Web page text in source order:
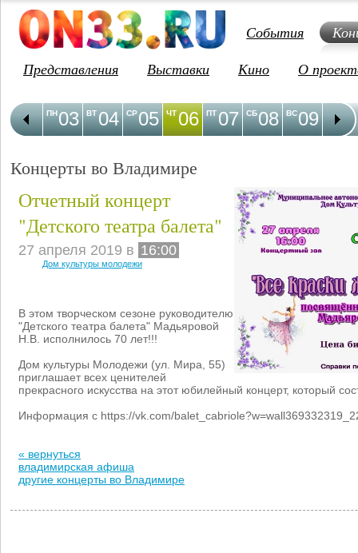
События
Представления
Выставки Кино О
03
ПН 04
ВТ 05
СР 06
ЧТ 07
ПТ 08
СБ 09
ВС 10
ПН
Концерты во Владимире
Отчетный концерт
"Детского театра балета"
27 апреля 2019 в 16:00
Дом культуры молодежи
В этом творческом сезоне руководителю
"Детского театра балета" Мадьяровой
Н.В. исполнилось 70 лет!!!
Дом культуры Молодежи (ул. Мира, 55)
приглашает всех ценителей
прекрасного искусства на этот юбилейный концерт, который
Информация с https://vk.com/
« вернуться
владимирская афиша
другие концерты во Владимире